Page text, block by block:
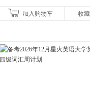
加入购物车
收藏